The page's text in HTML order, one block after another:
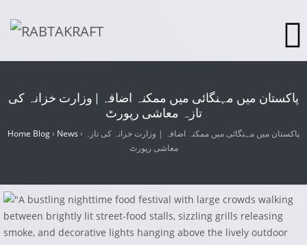
پاکستان میں مہنگائی میں ممکنہ اضافہ | وزارت خزانہ کی
تازہ معاشی رپورٹ
Home Blog› News › پاکستان میں مہنگائی میں ممکنہ اضافہ | وزارت خزانہ کی تازہ
معاشی رپورٹ